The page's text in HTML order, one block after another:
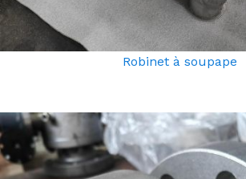
Robinet à soupape